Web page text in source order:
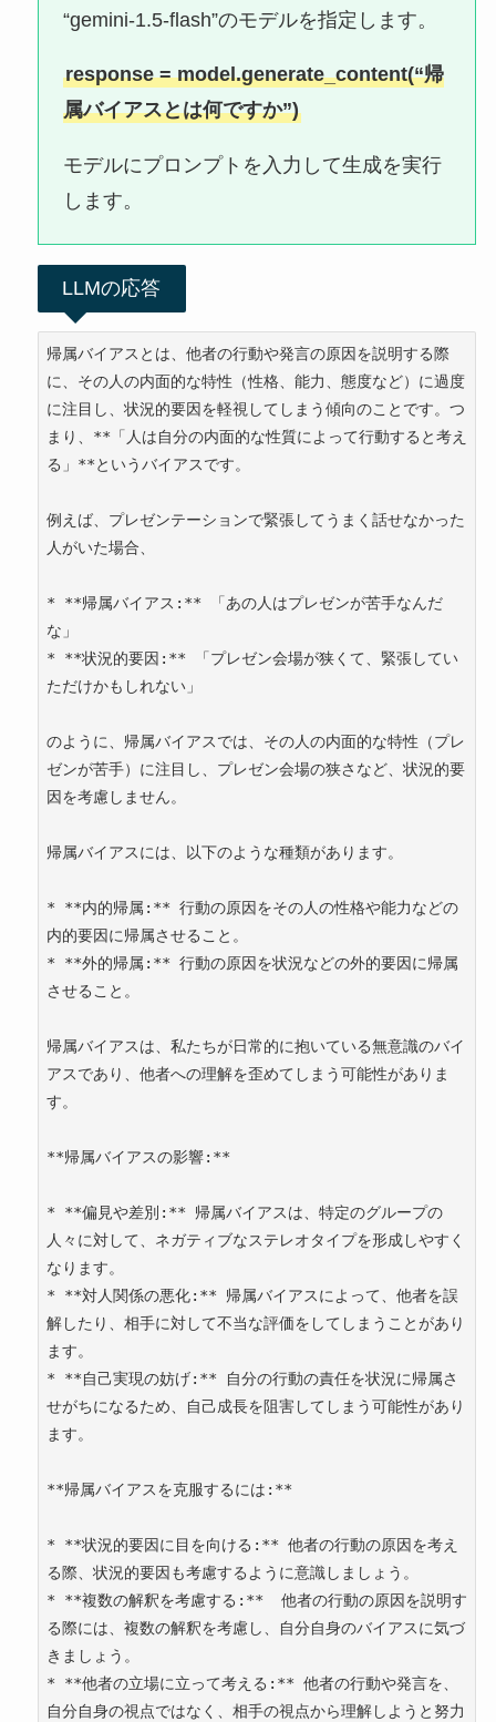
“gemini-1.5-flash”のモデルを指定します。
response = model.generate_content(“帰
属バイアスとは何ですか”)
モデルにプロンプトを入力して生成を実行
します。
LLMの応答
帰属バイアスとは、他者の行動や発言の原因を説明する際
に、その人の内面的な特性（性格、能力、態度など）に過度
に注目し、状況的要因を軽視してしまう傾向のことです。つ
まり、**「人は自分の内面的な性質によって行動すると考え
る」**というバイアスです。
例えば、プレゼンテーションで緊張してうまく話せなかった
人がいた場合、
* **帰属バイアス:** 「あの人はプレゼンが苦手なんだ
な」
* **状況的要因:** 「プレゼン会場が狭くて、緊張してい
ただけかもしれない」
のように、帰属バイアスでは、その人の内面的な特性（プレ
ゼンが苦手）に注目し、プレゼン会場の狭さなど、状況的要
因を考慮しません。
帰属バイアスには、以下のような種類があります。
* **内的帰属:** 行動の原因をその人の性格や能力などの
内的要因に帰属させること。
* **外的帰属:** 行動の原因を状況などの外的要因に帰属
させること。
帰属バイアスは、私たちが日常的に抱いている無意識のバイ
アスであり、他者への理解を歪めてしまう可能性がありま
す。
**帰属バイアスの影響:**
* **偏見や差別:** 帰属バイアスは、特定のグループの
人々に対して、ネガティブなステレオタイプを形成しやすく
なります。
* **対人関係の悪化:** 帰属バイアスによって、他者を誤
解したり、相手に対して不当な評価をしてしまうことがあり
ます。
* **自己実現の妨げ:** 自分の行動の責任を状況に帰属さ
せがちになるため、自己成長を阻害してしまう可能性があり
ます。
**帰属バイアスを克服するには:**
* **状況的要因に目を向ける:** 他者の行動の原因を考え
る際、状況的要因も考慮するように意識しましょう。
* **複数の解釈を考慮する:**  他者の行動の原因を説明す
る際には、複数の解釈を考慮し、自分自身のバイアスに気づ
きましょう。
* **他者の立場に立って考える:** 他者の行動や発言を、
自分自身の視点ではなく、相手の視点から理解しようと努力